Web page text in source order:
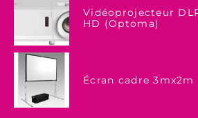
Vidéoprojecteur
HD (Optoma)
Écran cadre 3mx2m